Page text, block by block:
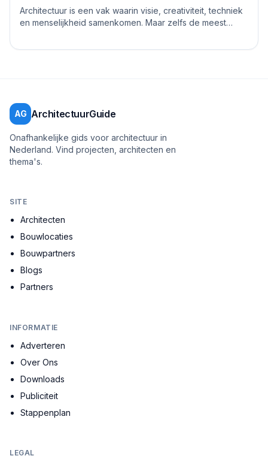
Ontwerpen
Architectuur is een vak waarin visie, creativiteit, techniek
en menselijkheid samenkomen. Maar zelfs de meest
AG ArchitectuurGuide
Onafhankelijke gids voor architectuur in
Nederland. Vind projecten, architecten en
thema's.
SITE
Architecten
Bouwlocaties
Bouwpartners
Blogs
Partners
INFORMATIE
Adverteren
Over Ons
Downloads
Publiciteit
Stappenplan
LEGAL